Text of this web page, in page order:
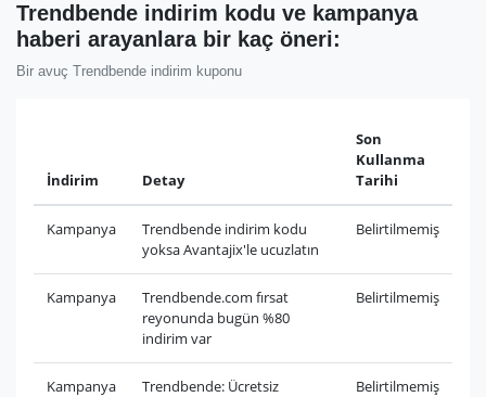
Trendbende indirim kodu ve kampanya
haberi arayanlara bir kaç öneri:
Bir avuç Trendbende indirim kuponu
İndirim Detay
Son
Kullanma
Tarihi
Kampanya
Trendbende indirim kodu
yoksa Avantajix'le ucuzlatın
Belirtilmemiş
Kampanya
Trendbende.com fırsat
reyonunda bugün %80
indirim var
Belirtilmemiş
Kampanya
Trendbende: Ücretsiz
Belirtilmemiş